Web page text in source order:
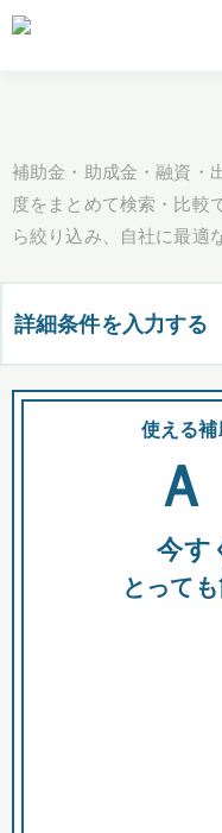
補助金・助成金・融資・
度をまとめて検索・比較
ら絞り込み、自社に最適
詳細条件を入力する
都道府県
全国の検索結果
助成金
使える
今す
とって